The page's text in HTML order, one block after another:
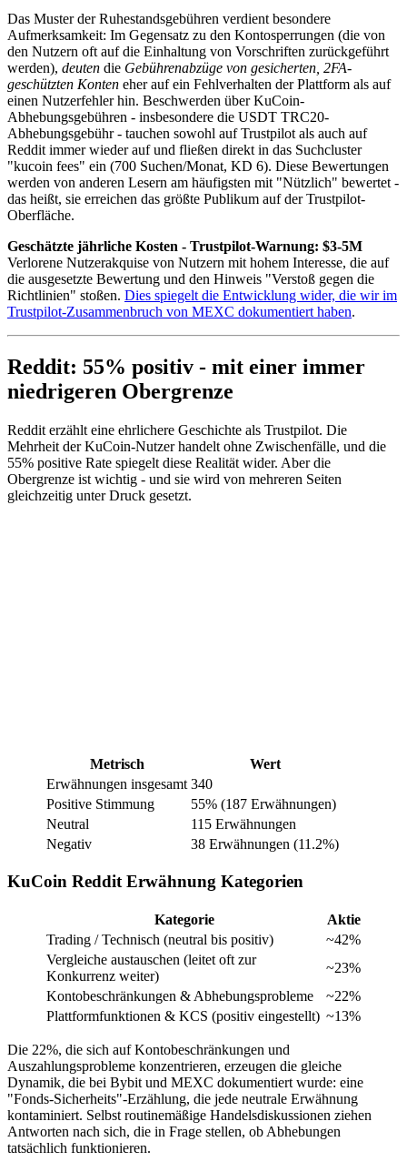
Das Muster der Ruhestandsgebühren verdient besondere
Aufmerksamkeit: Im Gegensatz zu den Kontosperrungen (die von
den Nutzern oft auf die Einhaltung von Vorschriften zurückgeführt
werden), deuten die Gebührenabzüge von gesicherten, 2FA-
geschützten Konten eher auf ein Fehlverhalten der Plattform als auf
einen Nutzerfehler hin. Beschwerden über KuCoin-
Abhebungsgebühren - insbesondere die USDT TRC20-
Abhebungsgebühr - tauchen sowohl auf Trustpilot als auch auf
Reddit immer wieder auf und fließen direkt in das Suchcluster
"kucoin fees" ein (700 Suchen/Monat, KD 6). Diese Bewertungen
werden von anderen Lesern am häufigsten mit "Nützlich" bewertet -
das heißt, sie erreichen das größte Publikum auf der Trustpilot-
Oberfläche.
Geschätzte jährliche Kosten - Trustpilot-Warnung: $3-5M
Verlorene Nutzerakquise von Nutzern mit hohem Interesse, die auf
die ausgesetzte Bewertung und den Hinweis "Verstoß gegen die
Richtlinien" stoßen. Dies spiegelt die Entwicklung wider, die wir im
Trustpilot-Zusammenbruch von MEXC dokumentiert haben.
Reddit: 55% positiv - mit einer immer
niedrigeren Obergrenze
Reddit erzählt eine ehrlichere Geschichte als Trustpilot. Die
Mehrheit der KuCoin-Nutzer handelt ohne Zwischenfälle, und die
55% positive Rate spiegelt diese Realität wider. Aber die
Obergrenze ist wichtig - und sie wird von mehreren Seiten
gleichzeitig unter Druck gesetzt.
Metrisch
Wert
Erwähnungen insgesamt 340
Positive Stimmung
55% (187 Erwähnungen)
Neutral
115 Erwähnungen
Negativ
38 Erwähnungen (11.2%)
KuCoin Reddit Erwähnung Kategorien
Kategorie
Aktie
Trading / Technisch (neutral bis positiv)
~42%
Vergleiche austauschen (leitet oft zur
Konkurrenz weiter)
~23%
Kontobeschränkungen & Abhebungsprobleme
~22%
Plattformfunktionen & KCS (positiv eingestellt) ~13%
Die 22%, die sich auf Kontobeschränkungen und
Auszahlungsprobleme konzentrieren, erzeugen die gleiche
Dynamik, die bei Bybit und MEXC dokumentiert wurde: eine
"Fonds-Sicherheits"-Erzählung, die jede neutrale Erwähnung
kontaminiert. Selbst routinemäßige Handelsdiskussionen ziehen
Antworten nach sich, die in Frage stellen, ob Abhebungen
tatsächlich funktionieren.